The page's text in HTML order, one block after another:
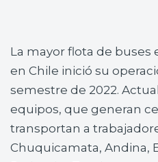
La mayor flota de buses
en Chile inició su
semestre de 2022.
equipos, que generan
transportan a
Chuquicamata, Andina,